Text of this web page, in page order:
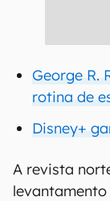
George R.
rotina de
Disney+
A revista